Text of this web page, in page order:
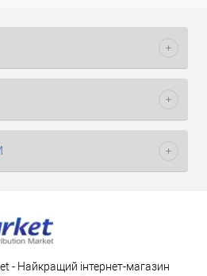
- Найкращий інтернет-магазин